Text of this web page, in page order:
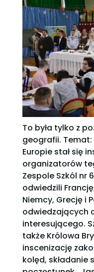
To była tylko z
geografii. Temat:
Europie stał się
organizatorów
Zespole Szkól nr
odwiedzili
Niemcy, Grecję i
odwiedzających
interesującego.
także Królowa
inscenizację
kolęd, składanie